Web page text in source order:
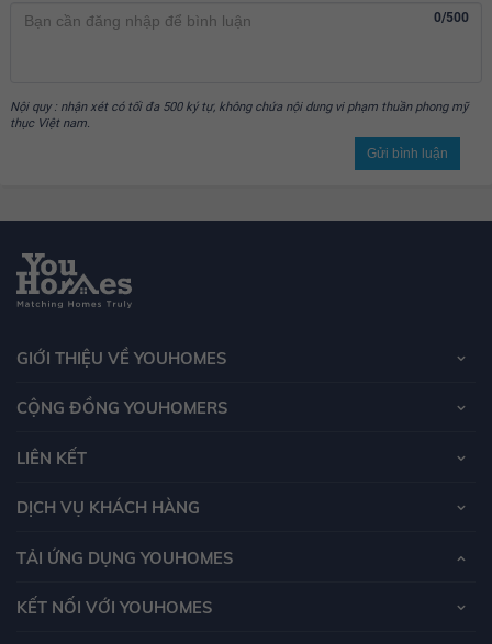
0/500
Nội quy : nhận xét có tối đa 500 ký tự, không chứa nội dung vi phạm thuần phong mỹ
thục Việt nam.
Gửi bình luận
GIỚI THIỆU VỀ YOUHOMES
CỘNG ĐỒNG YOUHOMERS
LIÊN KẾT
DỊCH VỤ KHÁCH HÀNG
TẢI ỨNG DỤNG YOUHOMES
KẾT NỐI VỚI YOUHOMES